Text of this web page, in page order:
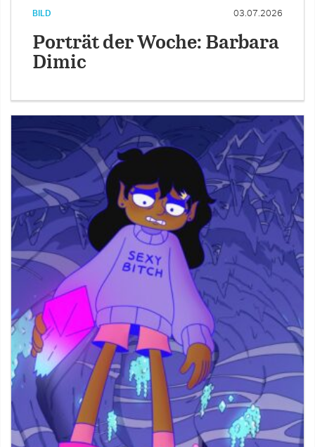
BILD 03.07.2026
Porträt der Woche: Barbara
Dimic